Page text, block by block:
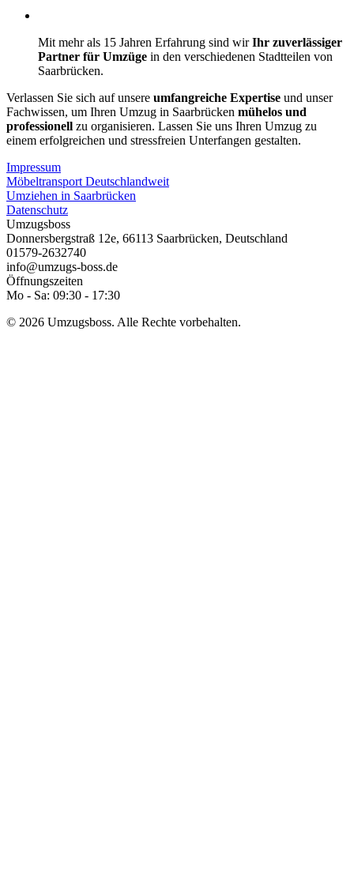
Mit mehr als 15 Jahren Erfahrung sind wirIhr zuverlässiger
Partner für Umzüge in den verschiedenen Stadtteilen von
Saarbrücken.
Verlassen Sie sich auf unsere umfangreiche Expertise und unser
Fachwissen, um Ihren Umzug in Saarbrücken mühelos und
professionell zu organisieren. Lassen Sie uns Ihren Umzug zu
einem erfolgreichen und stressfreien Unterfangen gestalten.
Impressum
Möbeltransport Deutschlandweit
Umziehen in Saarbrücken
Datenschutz
Umzugsboss
Donnersbergstraß 12e, 66113 Saarbrücken, Deutschland
01579-2632740
info@umzugs-boss.de
Öffnungszeiten
Mo - Sa: 09:30 - 17:30
© 2026 Umzugsboss. Alle Rechte vorbehalten.